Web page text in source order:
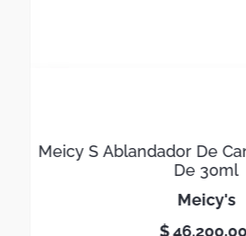
Meicy S Ablandador De
De 30ml
meicy's
$46.200,00